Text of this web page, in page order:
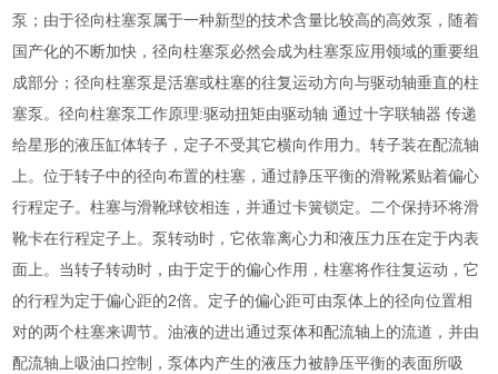
泵；由于径向柱塞泵属于一种新型的技术含量比较高的高效泵，随着
国产化的不断加快，径向柱塞泵必然会成为柱塞泵应用领域的重要组
成部分；径向柱塞泵是活塞或柱塞的往复运动方向与驱动轴垂直的柱
塞泵。径向柱塞泵工作原理:驱动扭矩由驱动轴 通过十字联轴器 传递
给星形的液压缸体转子，定子不受其它横向作用力。转子装在配流轴
上。位于转子中的径向布置的柱塞，通过静压平衡的滑靴紧贴着偏心
行程定子。柱塞与滑靴球铰相连，并通过卡簧锁定。二个保持环将滑
靴卡在行程定子上。泵转动时，它依靠离心力和液压力压在定于内表
面上。当转子转动时，由于定于的偏心作用，柱塞将作往复运动，它
的行程为定于偏心距的2倍。定子的偏心距可由泵体上的径向位置相
对的两个柱塞来调节。油液的进出通过泵体和配流轴上的流道，并由
配流轴上吸油口控制，泵体内产生的液压力被静压平衡的表面所吸